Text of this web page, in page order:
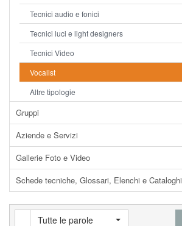
Tecnici audio e fonici
Tecnici luci e light designers
Tecnici Video
Vocalist
Altre tipologie
Gruppi
Aziende e Servizi
Gallerie Foto e Video
Schede tecniche, Glossari, Elenchi e Cataloghi
Tutte le parole